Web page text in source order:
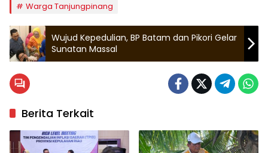
Warga Tanjungpinang
Wujud Kepedulian, BP Batam dan Pikori Gelar
Sunatan Massal
Berita Terkait